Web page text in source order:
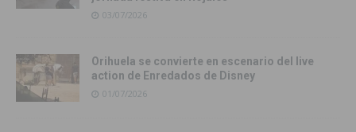
03/07/2026
Orihuela se convierte en escenario del live
action de Enredados de Disney
01/07/2026